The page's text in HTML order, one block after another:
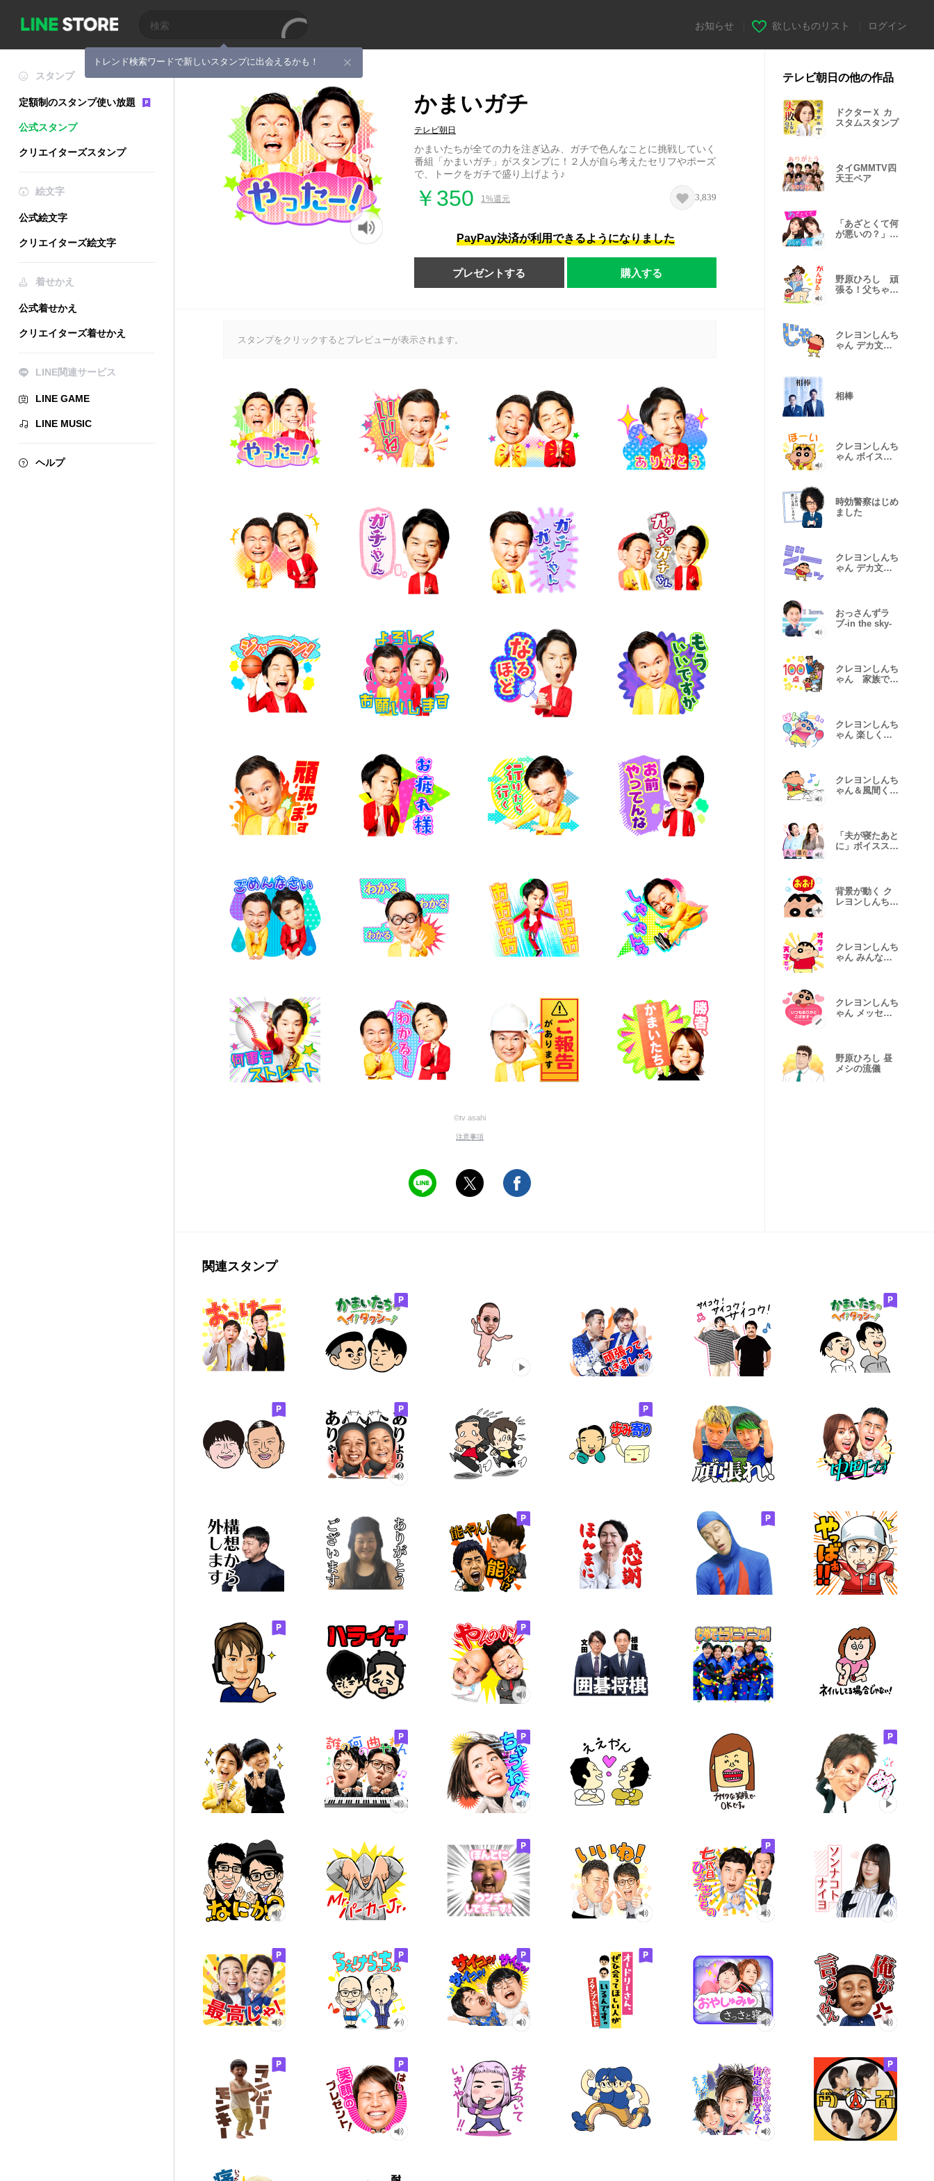
トレンド検索ワードで新しいスタンプに出会えるかも！
お知らせ 欲しいものリスト ログイン
スタンプ
定額制のスタンプ使い放題
公式スタンプ
クリエイターズスタンプ
絵文字
公式絵文字
クリエイターズ絵文字
着せかえ
公式着せかえ
クリエイターズ着せかえ
LINE関連サービス
LINE GAME
LINE MUSIC
ヘルプ
かまいガチ
テレビ朝日
かまいたちが全ての力を注ぎ込み、ガチで色んなことに挑戦していく
番組「かまいガチ」がスタンプに！２人が自ら考えたセリフやポーズ
で、トークをガチで盛り上げよう♪
￥350 1%還元 3,839
PayPay決済が利用できるようになりました
プレゼントする 購入する
スタンプをクリックするとプレビューが表示されます。
©tv asahi
注意事項
テレビ朝日の他の作品
ドクターＸ カ
スタムスタンプ
タイGMMTV四
天王ペア
「あざとくて何
が悪いの？」ボ
野原ひろし 頑
張る！父ちゃん
クレヨンしんち
ゃん デカ文字
相棒
クレヨンしんち
ゃん ボイスス
時効警察はじめ
ました
クレヨンしんち
ゃん デカ文字
おっさんずラ
ブ-in the sky-
クレヨンしんち
ゃん 家族で使
クレヨンしんち
ゃん 楽しくお
クレヨンしんち
ゃん＆風間くん
「夫が寝たあと
に」ボイススタ
背景が動く ク
レヨンしんちゃ
クレヨンしんち
ゃん みんなで
クレヨンしんち
ゃん メッセー
野原ひろし 昼
メシの流儀
関連スタンプ